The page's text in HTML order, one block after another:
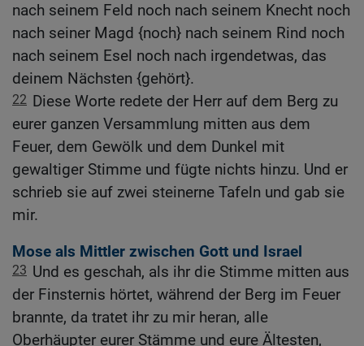
nach seinem Feld noch nach seinem Knecht noch
nach seiner Magd {noch} nach seinem Rind noch
nach seinem Esel noch nach irgendetwas, das
deinem Nächsten {gehört}.
22 Diese Worte redete der Herr auf dem Berg zu
eurer ganzen Versammlung mitten aus dem
Feuer, dem Gewölk und dem Dunkel mit
gewaltiger Stimme und fügte nichts hinzu. Und er
schrieb sie auf zwei steinerne Tafeln und gab sie
mir.
Mose als Mittler zwischen Gott und Israel
23 Und es geschah, als ihr die Stimme mitten aus
der Finsternis hörtet, während der Berg im Feuer
brannte, da tratet ihr zu mir heran, alle
Oberhäupter eurer Stämme und eure Ältesten,